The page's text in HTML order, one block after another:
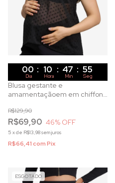
00 : 10 : 47 : 53
Dia Hora Min Seg
Blusa gestante e
amamentaçãoem em chiffon
chantilly preta
R$69,90
R$129,90
46% OFF
5 xde R$13,98sem juros
R$66,41comPix
ESGOTADO